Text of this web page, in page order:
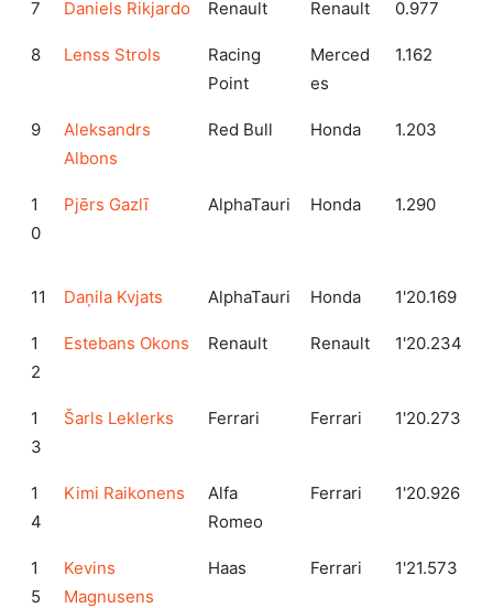
7 Daniels Rikjardo Renault Renault 0.977
8 Lenss Strols
Racing
Point
Merced
es
1.162
9
Aleksandrs
Albons
Red Bull Honda 1.203
1
0
Pjērs Gazlī AlphaTauri Honda 1.290
11 Daņila Kvjats AlphaTauri Honda 1'20.169
1
2
Estebans Okons Renault Renault 1'20.234
1
3
Šarls Leklerks Ferrari Ferrari 1'20.273
1
4
Kimi Raikonens
Alfa
Romeo
Ferrari 1'20.926
1
5
Kevins
Magnusens
Haas Ferrari 1'21.573